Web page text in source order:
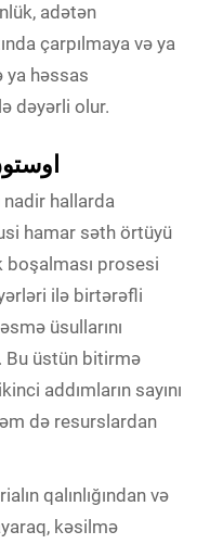
adətən
çarpılmaya və ya
ya həssas
dəyərli olur.
hallarda
hamar səth örtüyü
boşalması prosesi
ilə birtərəfli
üsullarını
Bu üstün bitirmə
addımların sayını
də resurslardan
qalınlığından və
kəsilmə